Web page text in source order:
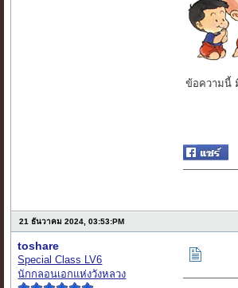
ข้อความนี้
21 ธันวาคม 2024, 03:53:PM
toshare
Special Class LV6
นักกลอนเอกแห่งวังหลวง